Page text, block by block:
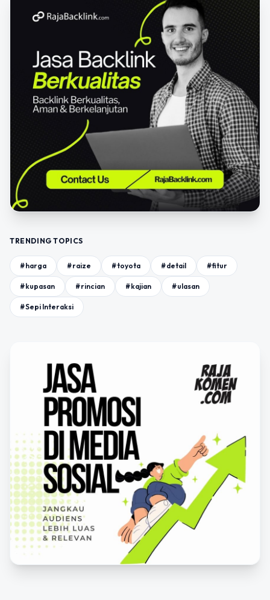
TRENDING TOPICS
#harga #raize #toyota #detail #fitur
#kupasan #rincian #kajian #ulasan
#Sepi Interaksi